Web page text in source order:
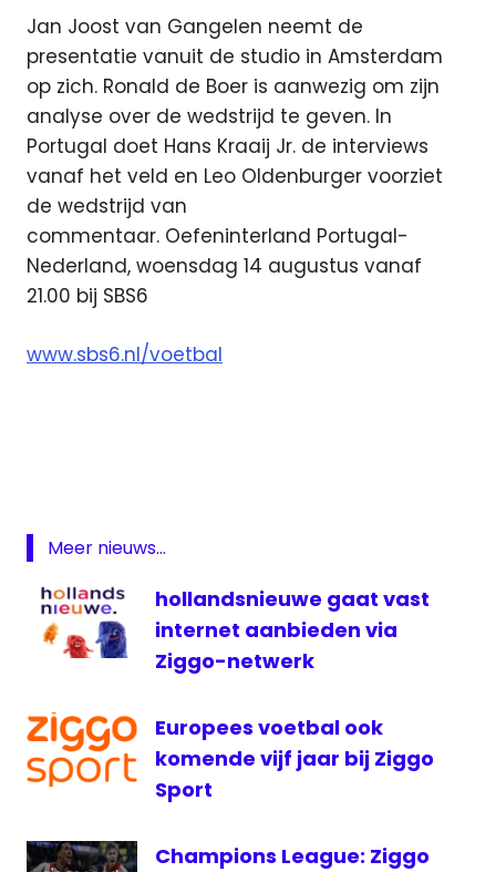
Jan Joost van Gangelen neemt de
presentatie vanuit de studio in Amsterdam
op zich. Ronald de Boer is aanwezig om zijn
analyse over de wedstrijd te geven. In
Portugal doet Hans Kraaij Jr. de interviews
vanaf het veld en Leo Oldenburger voorziet
de wedstrijd van
commentaar. Oefeninterland Portugal-
Nederland, woensdag 14 augustus vanaf
21.00 bij SBS6
www.sbs6.nl/voetbal
televisie
voetbal
live
Meer nieuws...
hollandsnieuwe gaat vast
internet aanbieden via
Ziggo-netwerk
Europees voetbal ook
komende vijf jaar bij Ziggo
Sport
Champions League: Ziggo